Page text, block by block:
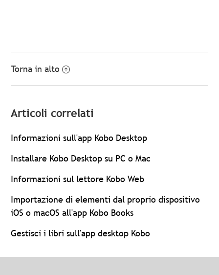
Torna in alto
Articoli correlati
Informazioni sull'app Kobo Desktop
Installare Kobo Desktop su PC o Mac
Informazioni sul lettore Kobo Web
Importazione di elementi dal proprio dispositivo
iOS o macOS all'app Kobo Books
Gestisci i libri sull'app desktop Kobo